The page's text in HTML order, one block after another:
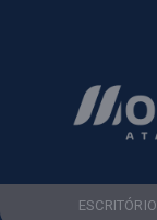
ESCRITÓRIO